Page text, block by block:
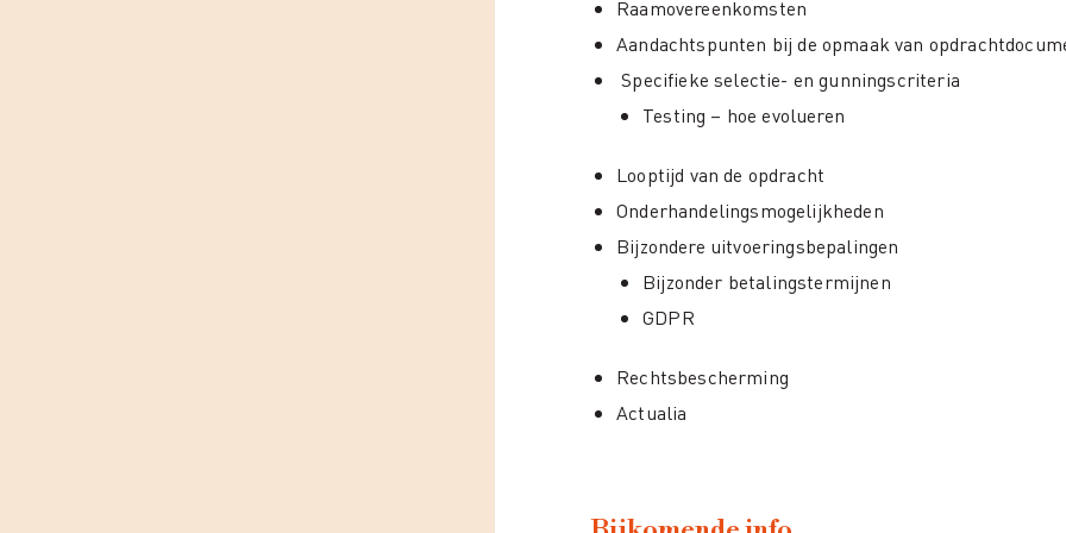
Raamovereenkomsten
Aandachtspunten bij de opmaak van
Specifieke selectie- en gunningscriteria
Testing – hoe evolueren
Looptijd van de opdracht
Onderhandelingsmogelijkheden
Bijzondere uitvoeringsbepalingen
Bijzonder betalingstermijnen
GDPR
Rechtsbescherming
Actualia